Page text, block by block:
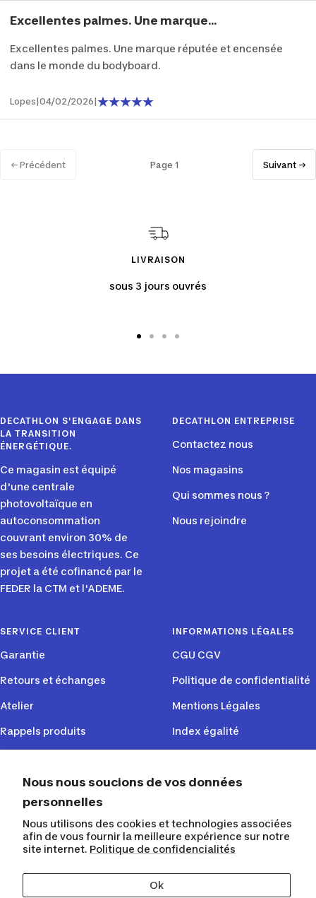
Nous nous soucions de vos données
personnelles
Nous utilisons des cookies et technologies associées
afin de vous fournir la meilleure expérience sur notre
site internet. Politique de confidencialités
Ok
Excellentes palmes. Une marque...
Excellentes palmes. Une marque réputée et encensée
dans le monde du bodyboard.
Lopes 04/02/2026
← Précédent Page 1 Suivant →
LIVRAISON
sous 3 jours ouvrés
slideslideslideslide
DECATHLON S'ENGAGE DANS
LA TRANSITION
ÉNERGÉTIQUE.
Ce magasin est équipé
d'une centrale
photovoltaïque en
autoconsommation
couvrant environ 30% de
ses besoins électriques. Ce
projet a été cofinancé par le
FEDER la CTM et l'ADEME.
DECATHLON ENTREPRISE
Contactez nous
Nos magasins
Qui sommes nous ?
Nous rejoindre
SERVICE CLIENT
Garantie
Retours et échanges
Atelier
Rappels produits
INFORMATIONS LÉGALES
CGU CGV
Politique de confidentialité
Mentions Légales
Index égalité